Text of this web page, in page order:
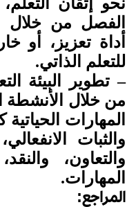
الفصل من خلال
أداة تعزيز، أو
للتعلم الذاتي.
– تطوير البيئة
من خلال الأنشطة
المهارات
والثبات
والتعاون،
المهارات.
المراجع: